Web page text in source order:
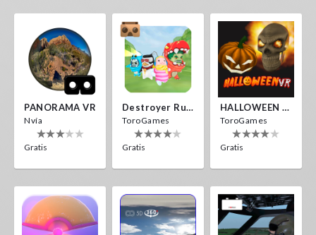
PANORAMA VR
Nvía
Gratis
Destroyer Run VR
ToroGames
Gratis
HALLOWEEN VR
ToroGames
Gratis